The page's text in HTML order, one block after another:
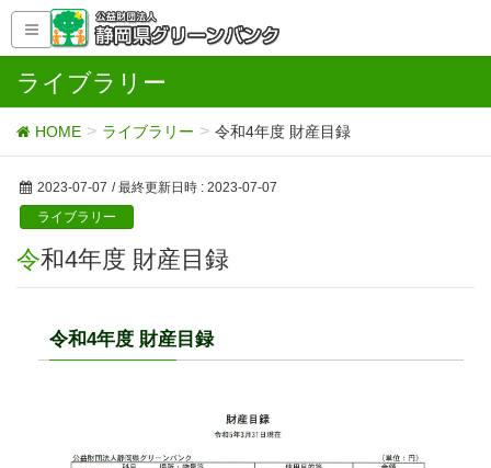
ライブラリー
HOME ライブラリー 令和4年度 財産目録
2023-07-07 / 最終更新日時 : 2023-07-07
ライブラリー
令和4年度 財産目録
令和4年度 財産目録